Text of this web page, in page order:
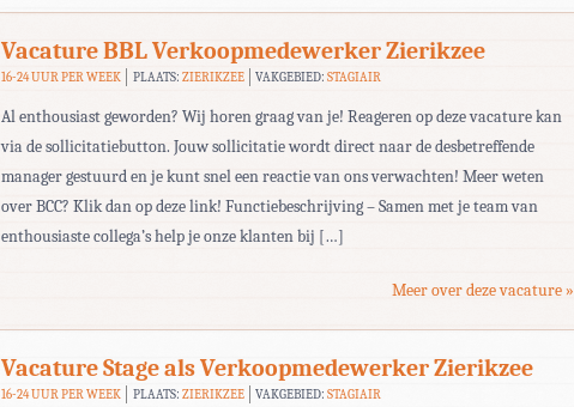
Vacature BBL Verkoopmedewerker Zierikzee
16-24 UUR PER WEEK PLAATS: ZIERIKZEE VAKGEBIED:STAGIAIR
Al enthousiast geworden? Wij horen graag van je! Reageren op deze vacature kan
via de sollicitatiebutton. Jouw sollicitatie wordt direct naar de desbetreffende
manager gestuurd en je kunt snel een reactie van ons verwachten! Meer weten
over BCC? Klik dan op deze link! Functiebeschrijving – Samen met je team van
enthousiaste collega’s help je onze klanten bij […]
Meer over deze vacature »
Vacature Stage als Verkoopmedewerker Zierikzee
16-24 UUR PER WEEK PLAATS: ZIERIKZEE VAKGEBIED:STAGIAIR